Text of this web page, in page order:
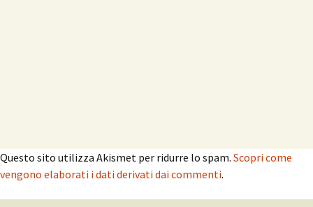
Questo sito utilizza Akismet per ridurre lo spam. Scopri come
vengono elaborati i dati derivati dai commenti.